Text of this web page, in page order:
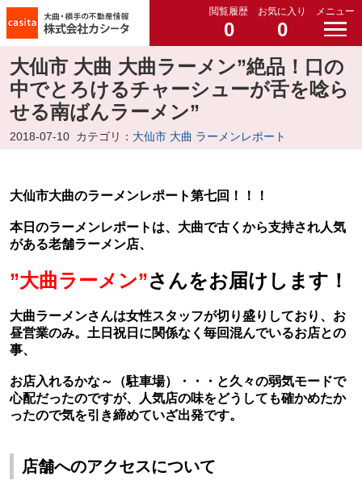
閲覧履歴
0
お気に入り
0
メニュー
大仙市 大曲 大曲ラーメン”絶品！口の
中でとろけるチャーシューが舌を唸ら
せる南ばんラーメン”
2018-07-10 カテゴリ： 大仙市 大曲 ラーメンレポート
大仙市大曲のラーメンレポート第七回！！！
本日のラーメンレポートは、大曲で古くから支持され人気
がある老舗ラーメン店、
”大曲ラーメン”さんをお届けします！
大曲ラーメンさんは女性スタッフが切り盛りしており、お
昼営業のみ。土日祝日に関係なく毎回混んでいるお店との
事、
お店入れるかな～（駐車場）・・・と久々の弱気モードで
心配だったのですが、人気店の味をどうしても確かめたか
ったので気を引き締めていざ出発です。
店舗へのアクセスについて